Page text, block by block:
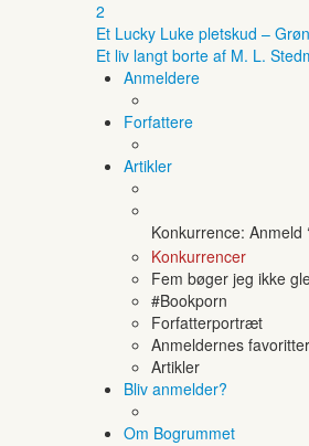
2
Et Lucky Luke pletskud –
Et liv langt borte af M. L.
Anmeldere
Forfattere
Artikler
Konkurrence: Anmeld
Konkurrencer
Fem bøger jeg ikke
#Bookporn
Forfatterportræt
Anmeldernes favoritter
Artikler
Bliv anmelder?
Om Bogrummet